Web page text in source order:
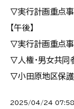
▽実行計画重点事
【午後】
▽実行計画重点事
▽人権・男女共同
▽小田原地区保
2025/04/24